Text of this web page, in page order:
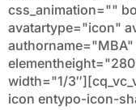
css_animation=""
avatartype="icon"
width="1/
icon entypo-icon-